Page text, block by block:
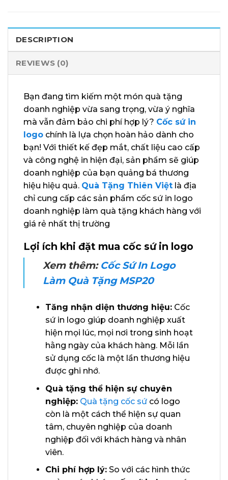
DESCRIPTION
REVIEWS (0)
Bạn đang tìm kiếm một món quà tặng
doanh nghiệp vừa sang trọng, vừa ý nghĩa
mà vẫn đảm bảo chi phí hợp lý? Cốc sứ in
logo chính là lựa chọn hoàn hảo dành cho
bạn! Với thiết kế đẹp mắt, chất liệu cao cấp
và công nghệ in hiện đại, sản phẩm sẽ giúp
doanh nghiệp của bạn quảng bá thương
hiệu hiệu quả. Quà Tặng Thiên Việt là địa
chỉ cung cấp các sản phẩm cốc sứ in logo
doanh nghiệp làm quà tặng khách hàng với
giá rẻ nhất thị trường
Lợi ích khi đặt mua cốc sứ in logo
Xem thêm: Cốc Sứ In Logo
Làm Quà Tặng MSP20
Tăng nhận diện thương hiệu:Cốc
sứ in logo giúp doanh nghiệp xuất
hiện mọi lúc, mọi nơi trong sinh hoạt
hằng ngày của khách hàng. Mỗi lần
sử dụng cốc là một lần thương hiệu
được ghi nhớ.
Quà tặng thể hiện sự chuyên
nghiệp: Quà tặng cốc sứcó logo
còn là một cách thể hiện sự quan
tâm, chuyên nghiệp của doanh
nghiệp đối với khách hàng và nhân
viên.
Chi phí hợp lý:So với các hình thức